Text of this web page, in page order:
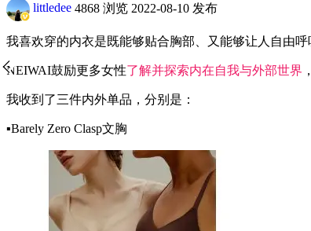
littledee 4868 浏览 2022-08-10 发布
我喜欢穿的内衣是既能够贴合胸部、又能够让人自由
NEIWAI鼓励更多女性了解并探索内在自我与外部世界
我收到了三件内外单品，分别是：
▪️Barely Zero Clasp文胸